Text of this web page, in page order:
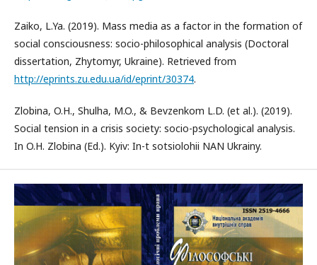
Zaiko, L.Ya. (2019). Mass media as a factor in the formation of
social consciousness: socio-philosophical analysis (Doctoral
dissertation, Zhytomyr, Ukraine). Retrieved from
http://eprints.zu.edu.ua/id/eprint/30374.
Zlobina, O.H., Shulha, M.O., & Bevzenkom L.D. (et al.). (2019).
Social tension in a crisis society: socio-psychological analysis.
In O.H. Zlobina (Ed.). Kyiv: In-t sotsiolohii NAN Ukrainy.